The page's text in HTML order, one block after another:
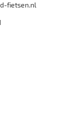
fietsen.nl